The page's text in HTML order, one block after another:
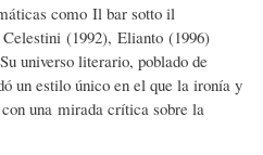
como Il bar sotto il
(1992), Elianto (1996)
universo literario, poblado de
un estilo único en el que la ironía y
una mirada crítica sobre la